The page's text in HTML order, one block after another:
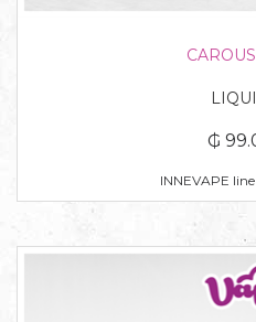
₲
INNEVAPE